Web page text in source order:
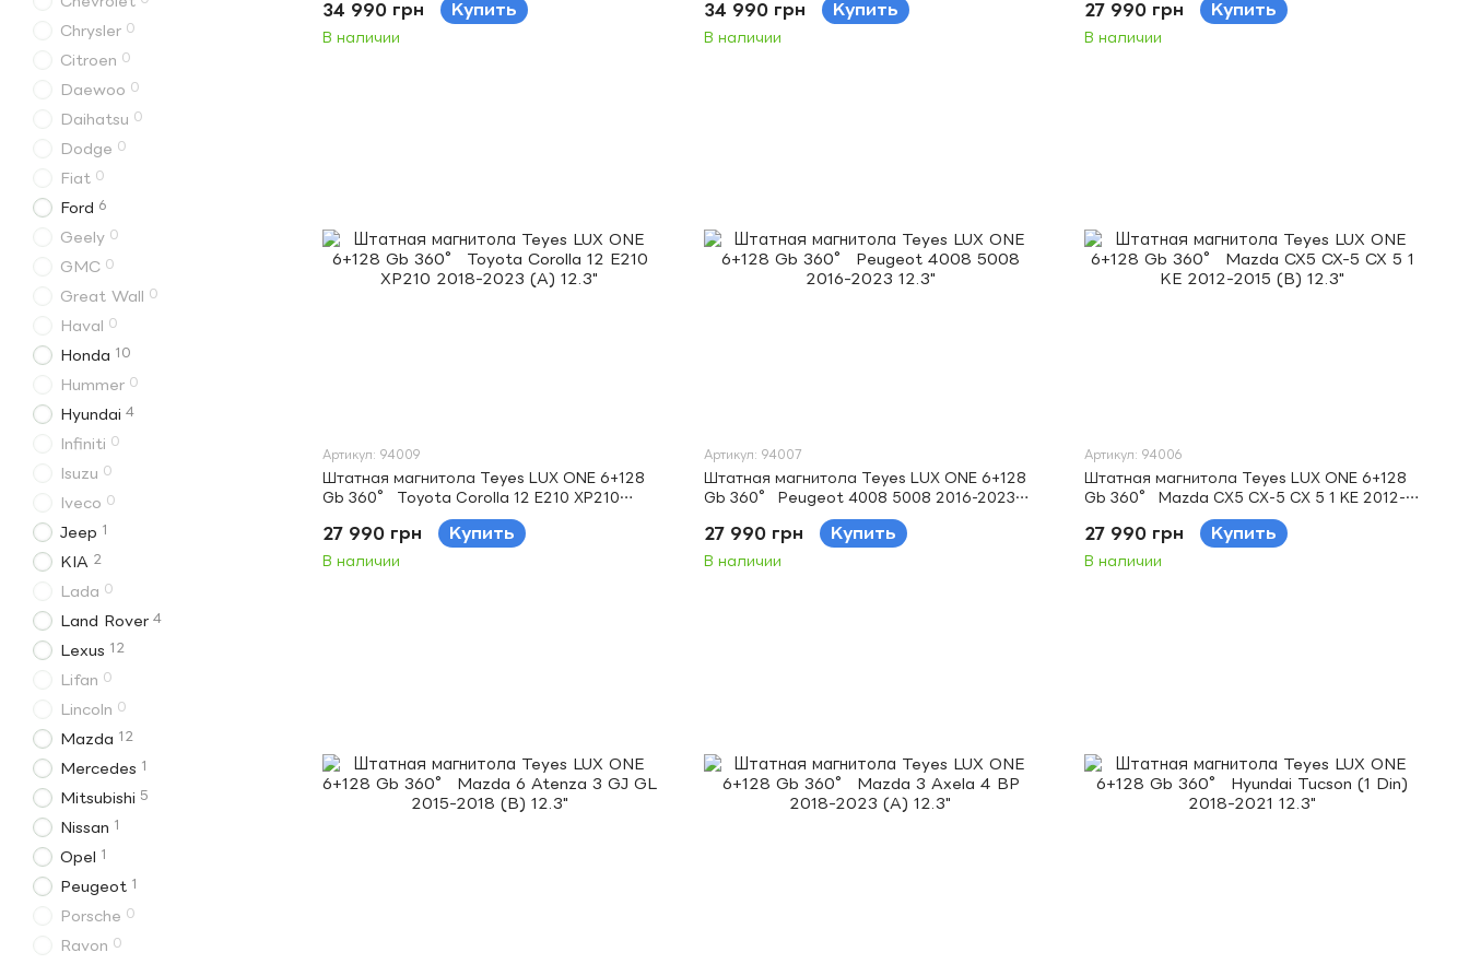
34 990 грн Купить
В наличии
34 990 грн Купить
В наличии
27 990 грн Купить
В наличии
Артикул: 94009
Штатная магнитола Teyes LUX ONE 6+128
Gb 360° Toyota Corolla 12 E210 XP210
2018-2023 (A) 12.3"
27 990 грн Купить
В наличии
Артикул: 94007
Штатная магнитола Teyes LUX ONE 6+128
Gb 360° Peugeot 4008 5008 2016-2023
27 990 грн Купить
В наличии
Артикул: 94006
Штатная магнитола Teyes LUX ONE 6+128
Gb 360° Mazda CX5 CX-5 CX 5 1 KE 2012-
27 990 грн Купить
В наличии
Chrysler 0
Citroen 0
Daewoo 0
Daihatsu 0
Dodge 0
Fiat 0
Ford 6
Geely 0
GMC 0
Great Wall 0
Haval 0
Honda 10
Hummer 0
Hyundai 4
Infiniti 0
Isuzu 0
Iveco 0
Jeep 1
KIA 2
Lada 0
Land Rover 4
Lexus 12
Lifan 0
Lincoln 0
Mazda 12
Mercedes 1
Mitsubishi 5
Nissan 1
Opel 1
Peugeot 1
Porsche 0
Ravon 0